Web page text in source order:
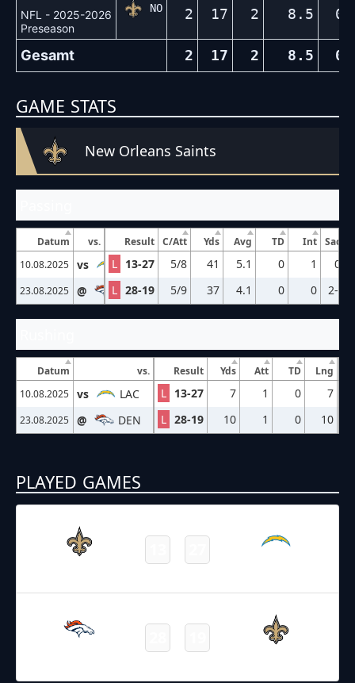
NFL - 2025-2026
Preseason
NO 2 17 2 8.5 0
Gesamt 2 17 2 8.5 0
GAME STATS
New Orleans Saints
Datum vs. Result C/Att Yds Avg TD Int Sacks
10.08.2025 vs LAC
L 13-27 5/8 41 5.1 0 1 0-0
23.08.2025 @ DEN
L 28-19 5/9 37 4.1 0 0 2-12
Datum vs. Result Yds Att TD
Lng
10.08.2025 vs LAC L 13-27 7 1 0 7
23.08.2025 @ DEN L 28-19 10 1 0 10
PLAYED GAMES